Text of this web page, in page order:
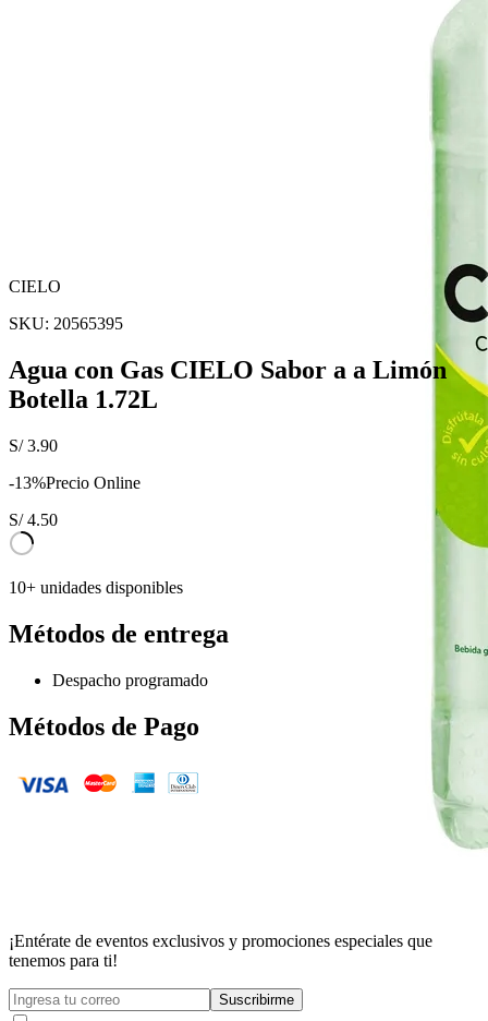
CIELO
SKU: 20565395
Agua con Gas CIELO Sabor a a Limón
Botella 1.72L
S/3.90
-13%Precio Online
S/4.50
10+ unidades disponibles
Métodos de entrega
Despacho programado
Métodos de Pago
¡Entérate de eventos exclusivos y promociones especiales que
tenemos para ti!
Suscribirme